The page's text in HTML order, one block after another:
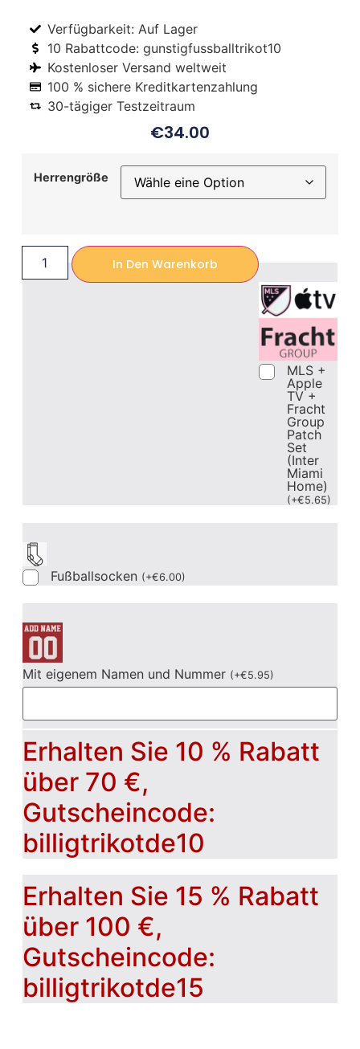
Verfügbarkeit: Auf Lager
10 Rabattcode: gunstigfussballtrikot10
Kostenloser Versand weltweit
100 % sichere Kreditkartenzahlung
30-tägiger Testzeitraum
€34.00
Herrengröße
In Den Warenkorb
MLS +
Apple
TV +
Fracht
Group
Patch
Set
(Inter
Miami
Home)
(+€5.65)
Fußballsocken (+€6.00)
Mit eigenem Namen und Nummer (+€5.95)
Erhalten Sie 10 % Rabatt
über 70 €,
Gutscheincode:
billigtrikotde10
Erhalten Sie 15 % Rabatt
über 100 €,
Gutscheincode:
billigtrikotde15